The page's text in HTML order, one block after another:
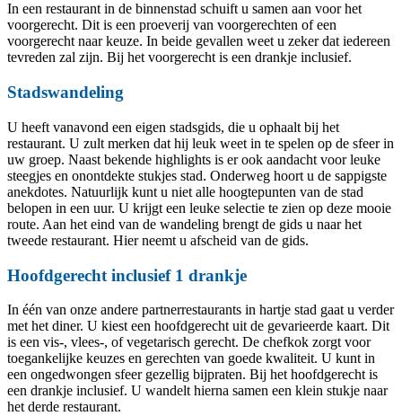
In een restaurant in de binnenstad schuift u samen aan voor het
voorgerecht. Dit is een proeverij van voorgerechten of een
voorgerecht naar keuze. In beide gevallen weet u zeker dat iedereen
tevreden zal zijn. Bij het voorgerecht is een drankje inclusief.
Stadswandeling
U heeft vanavond een eigen stadsgids, die u ophaalt bij het
restaurant. U zult merken dat hij leuk weet in te spelen op de sfeer in
uw groep. Naast bekende highlights is er ook aandacht voor leuke
steegjes en onontdekte stukjes stad. Onderweg hoort u de sappigste
anekdotes. Natuurlijk kunt u niet alle hoogtepunten van de stad
belopen in een uur. U krijgt een leuke selectie te zien op deze mooie
route. Aan het eind van de wandeling brengt de gids u naar het
tweede restaurant. Hier neemt u afscheid van de gids.
Hoofdgerecht inclusief 1 drankje
In één van onze andere partnerrestaurants in hartje stad gaat u verder
met het diner. U kiest een hoofdgerecht uit de gevarieerde kaart. Dit
is een vis-, vlees-, of vegetarisch gerecht. De chefkok zorgt voor
toegankelijke keuzes en gerechten van goede kwaliteit. U kunt in
een ongedwongen sfeer gezellig bijpraten. Bij het hoofdgerecht is
een drankje inclusief. U wandelt hierna samen een klein stukje naar
het derde restaurant.